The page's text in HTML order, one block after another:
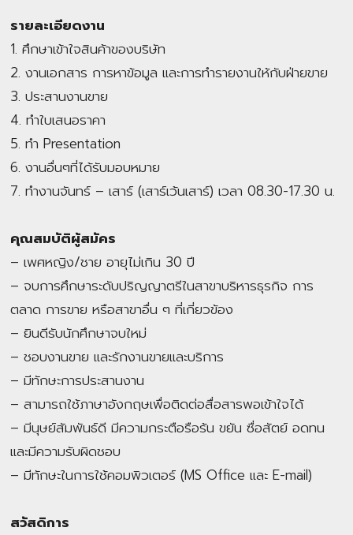
รายละเอียดงาน
1. ศึกษาเข้าใจสินค้าของบริษัท
2. งานเอกสาร การหาข้อมูล และการทำรายงานให้กับฝ่ายขาย
3. ประสานงานขาย
4. ทำใบเสนอราคา
5. ทำ Presentation
6. งานอื่นๆที่ได้รับมอบหมาย
7. ทำงานจันทร์ – เสาร์ (เสาร์เว้นเสาร์) เวลา 08.30-17.30 น.
คุณสมบัติผู้สมัคร
– เพศหญิง/ชาย อายุไม่เกิน 30 ปี
– จบการศึกษาระดับปริญญาตรีในสาขาบริหารธุรกิจ การ
ตลาด การขาย หรือสาขาอื่น ๆ ที่เกี่ยวข้อง
– ยินดีรับนักศึกษาจบใหม่
– ชอบงานขาย และรักงานขายและบริการ
– มีทักษะการประสานงาน
– สามารถใช้ภาษาอังกฤษเพื่อติดต่อสื่อสารพอเข้าใจได้
– มีนุษย์สัมพันธ์ดี มีความกระตือรือร้น ขยัน ซื่อสัตย์ อดทน
และมีความรับผิดชอบ
– มีทักษะในการใช้คอมพิวเตอร์ (MS Office และ E-mail)
สวัสดิการ